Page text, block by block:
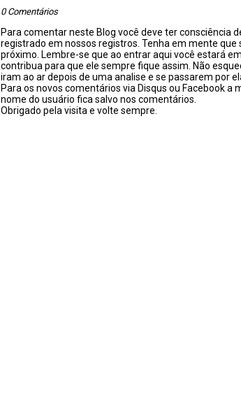
0 Comentários
Para comentar neste Blog você deve ter consciência
registrado em nossos registros. Tenha em mente
próximo. Lembre-se que ao entrar aqui você estará
contribua para que ele sempre fique assim. Não
iram ao ar depois de uma analise e se passarem por
Para os novos comentários via Disqus ou Facebook a
nome do usuário fica salvo nos comentários.
Obrigado pela visita e volte sempre.